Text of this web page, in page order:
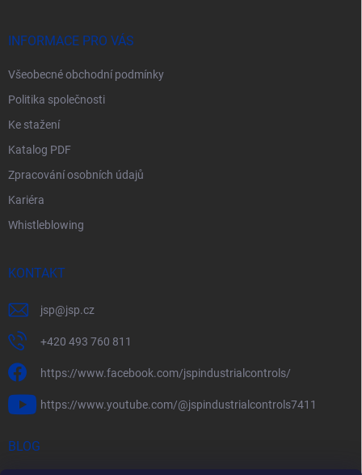
INFORMACE PRO VÁS
Všeobecné obchodní podmínky
Politika společnosti
Ke stažení
Katalog PDF
Zpracování osobních údajů
Kariéra
Whistleblowing
KONTAKT
jsp@jsp.cz
+420 493 760 811
https://www.facebook.com/jspindustrialcontrols/
https://www.youtube.com/@jspindustrialcontrols7411
BLOG